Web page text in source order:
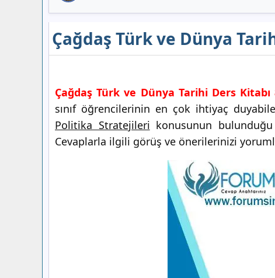
Çağdaş Türk ve Dünya
Çağdaş Türk ve Dünya Tarihi Ders Kitabı
sınıf öğrencilerinin en çok ihtiyaç
Politika Stratejileri konusunun bulunduğu
Cevaplarla ilgili görüş ve önerilerinizi